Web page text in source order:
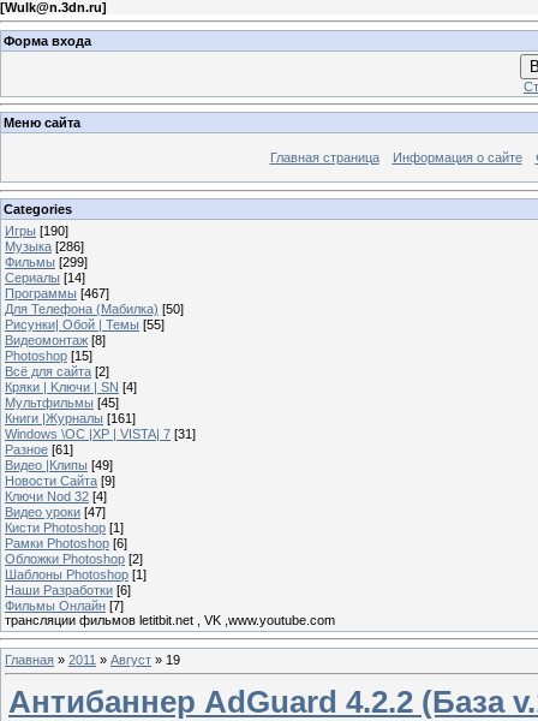
[Wulk@n.3dn.ru]
Форма входа
Меню сайта
Главная страница Информация о сайте
Categories
Игры [190]
Музыка [286]
Фильмы [299]
Сериалы [14]
Программы [467]
Для Телефона (Мабилка) [50]
Рисунки| Обой | Темы [55]
Видеомонтаж [8]
Photoshop [15]
Всё для сайта [2]
Кряки | Kлючи | SN [4]
Мультфильмы [45]
Книги |Журналы [161]
Windows \OC |XP | VISTA| 7 [31]
Разное [61]
Видео |Клипы [49]
Новости Сайта [9]
Ключи Nod 32 [4]
Видео уроки [47]
Кисти Photoshop [1]
Рамки Photoshop [6]
Обложки Photoshop [2]
Шаблоны Photoshop [1]
Наши Разработки [6]
Фильмы Онлайн [7]
трансляции фильмов letitbit.net , VK ,www.youtube.com
Главная » 2011 » Август » 19
Антибаннер AdGuard 4.2.2 (База